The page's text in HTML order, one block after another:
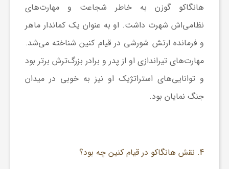
هانگاکو گوزن به خاطر شجاعت و مهارت‌های
نظامی‌اش شهرت داشت. او به عنوان یک کماندار ماهر
و فرمانده ارتش شورشی در قیام کنین شناخته می‌شد.
مهارت‌های تیراندازی او از پدر و برادر بزرگ‌ترش برتر بود
و توانایی‌های استراتژیک او نیز به خوبی در میدان
جنگ نمایان بود.
4. نقش هانگاکو در قیام کنین چه بود؟